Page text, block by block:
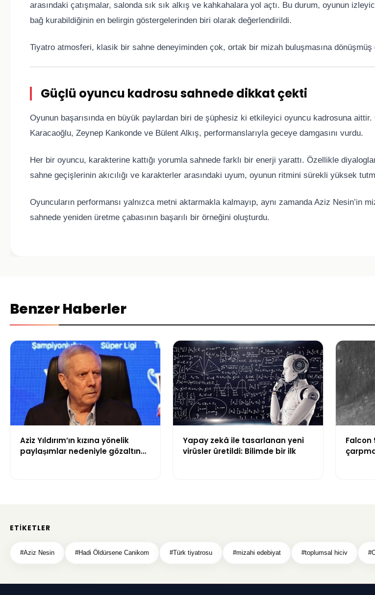
arasındaki çatışmalar, salonda sık sık alkış ve kahkahalara yol açtı. Bu durum, oyunun
bağ kurabildiğinin en belirgin göstergelerinden biri olarak değerlendirildi.
Tiyatro atmosferi, klasik bir sahne deneyiminden çok, ortak bir mizah buluşmasına dönüşmüş
Güçlü oyuncu kadrosu sahnede dikkat çekti
Oyunun başarısında en büyük paylardan biri de şüphesiz ki etkileyici oyuncu kadrosuna aittir.
Karacaoğlu, Zeynep Kankonde ve Bülent Alkış, performanslarıyla geceye damgasını vurdu.
Her bir oyuncu, karakterine kattığı yorumla sahnede farklı bir enerji yarattı. Özellikle
sahne geçişlerinin akıcılığı ve karakterler arasındaki uyum, oyunun ritmini sürekli yüksek
Oyuncuların performansı yalnızca metni aktarmakla kalmayıp, aynı zamanda Aziz Nesin’in
sahnede yeniden üretme çabasının başarılı bir örneğini oluşturdu.
Benzer Haberler
Aziz Yıldırım’ın kızına yönelik
paylaşımlar nedeniyle gözaltına
Yapay zekâ ile tasarlanan yeni
virüsler üretildi: Bilimde bir ilk
Falcon
ETIKETLER
#Aziz Nesin #Hadi Öldürsene Canikom #Türk tiyatrosu #mizahi edebiyat #toplumsal hiciv